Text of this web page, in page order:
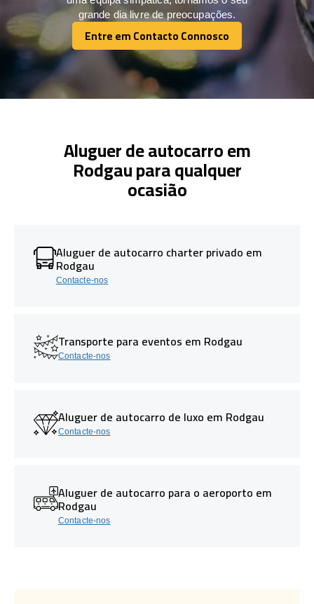
grande dia livre de preocupações.
Entre em Contacto Connosco
Entre em Contacto Connosco
Aluguer de autocarro em
Rodgau para qualquer
ocasião
Aluguer de autocarro charter privado em
Rodgau
Contacte-nos
Transporte para eventos em Rodgau
Contacte-nos
Aluguer de autocarro de luxo em Rodgau
Contacte-nos
Aluguer de autocarro para o aeroporto em
Rodgau
Contacte-nos